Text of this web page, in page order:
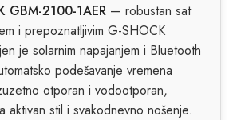
GBM-2100-1AER — robustan sat
i prepoznatljivim G-SHOCK
je solarnim napajanjem i Bluetooth
podešavanje vremena
otporan i vodootporan,
aktivan stil i svakodnevno nošenje.